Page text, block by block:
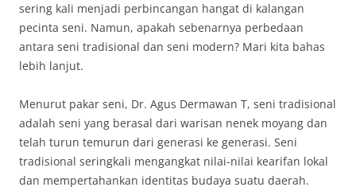
sering kali menjadi perbincangan hangat di kalangan
pecinta seni. Namun, apakah sebenarnya perbedaan
antara seni tradisional dan seni modern? Mari kita bahas
lebih lanjut.
Menurut pakar seni, Dr. Agus Dermawan T, seni tradisional
adalah seni yang berasal dari warisan nenek moyang dan
telah turun temurun dari generasi ke generasi. Seni
tradisional seringkali mengangkat nilai-nilai kearifan lokal
dan mempertahankan identitas budaya suatu daerah.